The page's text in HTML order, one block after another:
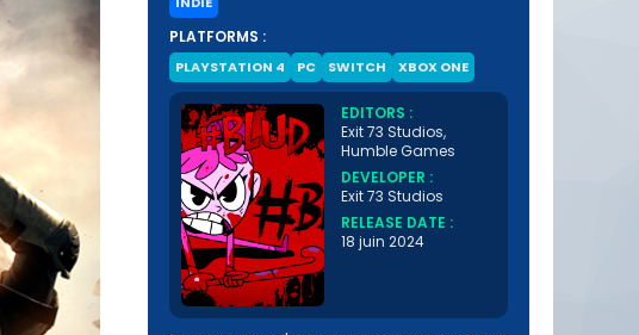
PLATFORMS :
PLAYSTATION 4 PC SWITCH XBOX ONE
EDITORS :
Exit 73 Studios,
Humble Games
DEVELOPER :
Exit 73 Studios
RELEASE DATE :
18 juin 2024